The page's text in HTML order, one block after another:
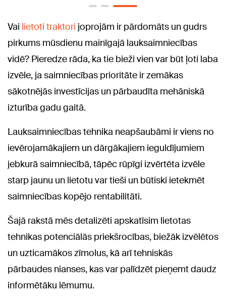
Vai lietoti traktori joprojām ir pārdomāts un gudrs
pirkums mūsdienu mainīgajā lauksaimniecības
vidē? Pieredze rāda, ka tie bieži vien var būt ļoti laba
izvēle, ja saimniecības prioritāte ir zemākas
sākotnējās investīcijas un pārbaudīta mehāniskā
izturība gadu gaitā.
Lauksaimniecības tehnika neapšaubāmi ir viens no
ievērojamākajiem un dārgākajiem ieguldījumiem
jebkurā saimniecībā, tāpēc rūpīgi izvērtēta izvēle
starp jaunu un lietotu var tieši un būtiski ietekmēt
saimniecības kopējo rentabilitāti.
Šajā rakstā mēs detalizēti apskatīsim lietotas
tehnikas potenciālās priekšrocības, biežāk izvēlētos
un uzticamākos zīmolus, kā arī tehniskās
pārbaudes nianses, kas var palīdzēt pieņemt daudz
informētāku lēmumu.